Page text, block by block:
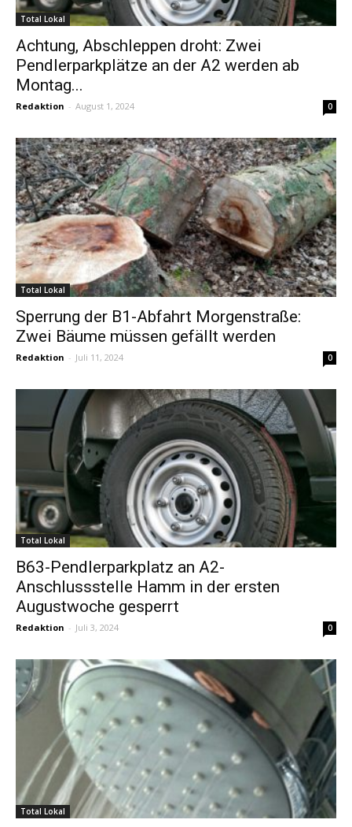
Total Lokal
Achtung, Abschleppen droht: Zwei
Pendlerparkplätze an der A2 werden ab
Montag...
Redaktion - August 1, 2024 0
Total Lokal
Sperrung der B1-Abfahrt Morgenstraße:
Zwei Bäume müssen gefällt werden
Redaktion - Juli 11, 2024 0
Total Lokal
B63-Pendlerparkplatz an A2-
Anschlussstelle Hamm in der ersten
Augustwoche gesperrt
Redaktion - Juli 3, 2024 0
Total Lokal